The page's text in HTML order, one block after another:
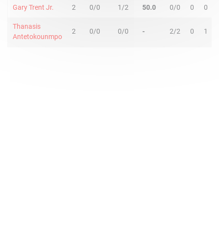
Gary Trent Jr. 2 0/0 1/2 50.0 0/0 0 0
Thanasis
Antetokounmpo
2 0/0 0/0 - 2/2 0 1